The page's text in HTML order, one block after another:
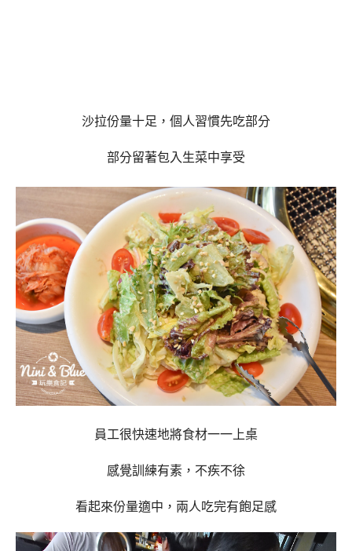
沙拉份量十足，個人習慣先吃部分
部分留著包入生菜中享受
員工很快速地將食材一一上桌
感覺訓練有素，不疾不徐
看起來份量適中，兩人吃完有飽足感